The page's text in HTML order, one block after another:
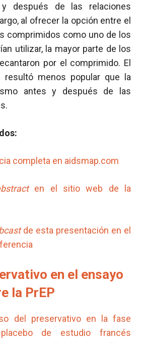
después de las relaciones
al ofrecer la opción entre el
comprimidos como uno de los
utilizar, la mayor parte de los
por el comprimido. El
menos popular que la
antes y después de las
completa en aidsmap.com
en el sitio web de la
de esta presentación en el
en el ensayo
la PrEP
del preservativo en la fase
de estudio francés